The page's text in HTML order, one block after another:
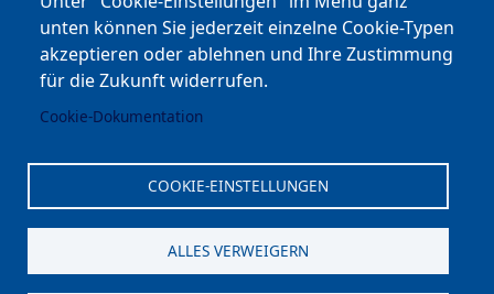
unten können Sie jederzeit einzelne Cookie-Typen
akzeptieren oder ablehnen und Ihre Zustimmung
für die Zukunft widerrufen.
Cookie-Dokumentation
COOKIE-EINSTELLUNGEN
ALLES VERWEIGERN
Nationaler Plan für Aufbau und Resilienz
Cookie-Einstellungen
Kontakt
⎋ Autonome Provinz Bozen
⎋ Schulbibliothek
⎋ Sportnews von unserer Schule